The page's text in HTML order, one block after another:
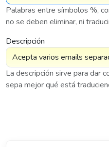
Palabras entre símbolos %,
no se deben eliminar, ni
Descripción
La descripción sirve para dar
sepa mejor qué está